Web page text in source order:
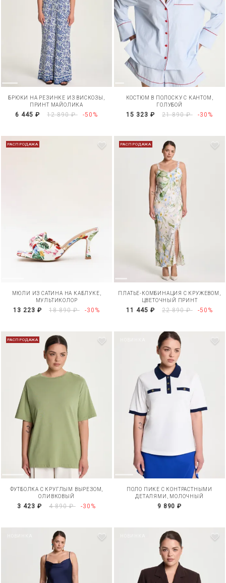
БРЮКИ НА РЕЗИНКЕ ИЗ ВИСКОЗЫ,
ПРИНТ МАЙОЛИКА
6 445 ₽ 12 890 ₽ -50%
КОСТЮМ В ПОЛОСКУ С КАНТОМ,
ГОЛУБОЙ
15 323 ₽ 21 890 ₽ -30%
РАСПРОДАЖА
МЮЛИ ИЗ САТИНА НА КАБЛУКЕ,
МУЛЬТИКОЛОР
13 223 ₽ 18 890 ₽ -30%
РАСПРОДАЖА
ПЛАТЬЕ-КОМБИНАЦИЯ С КРУЖЕВОМ,
ЦВЕТОЧНЫЙ ПРИНТ
11 445 ₽ 22 890 ₽ -50%
РАСПРОДАЖА
ФУТБОЛКА С КРУГЛЫМ ВЫРЕЗОМ,
ОЛИВКОВЫЙ
3 423 ₽ 4 890 ₽ -30%
ПОЛО ПИКЕ С КОНТРАСТНЫМИ
ДЕТАЛЯМИ, МОЛОЧНЫЙ
9 890 ₽